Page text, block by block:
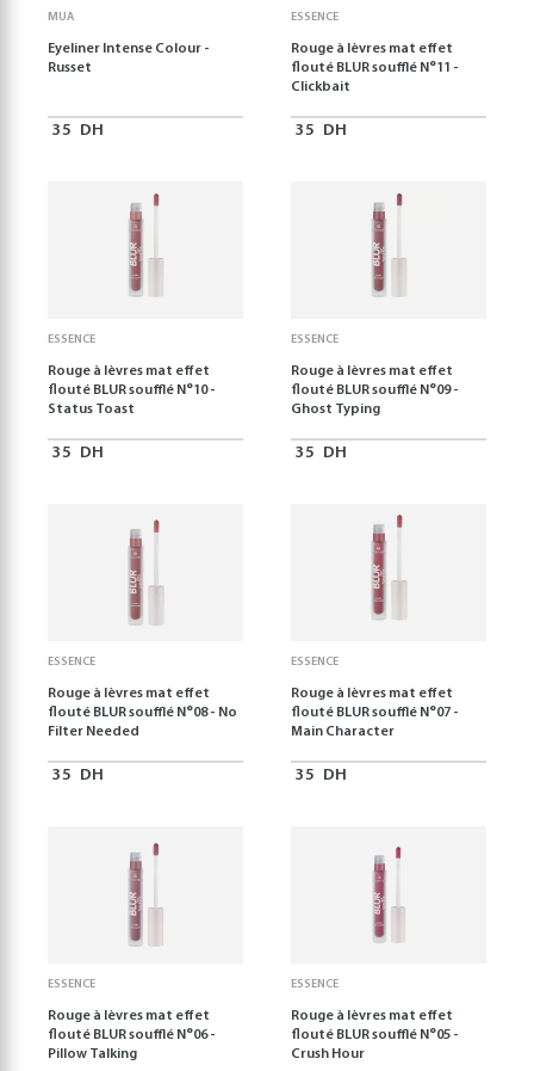
MUA
Eyeliner Intense Colour -
Russet
35 DH
ESSENCE
Rouge à lèvres mat effet
flouté BLUR soufflé N°11 -
Clickbait
35 DH
ESSENCE
Rouge à lèvres mat effet
flouté BLUR soufflé N°10 -
Status Toast
35 DH
ESSENCE
Rouge à lèvres mat effet
flouté BLUR soufflé N°09 -
Ghost Typing
35 DH
ESSENCE
Rouge à lèvres mat effet
flouté BLUR soufflé N°08 - No
Filter Needed
35 DH
ESSENCE
Rouge à lèvres mat effet
flouté BLUR soufflé N°07 -
Main Character
35 DH
ESSENCE
Rouge à lèvres mat effet
flouté BLUR soufflé N°06 -
Pillow Talking
ESSENCE
Rouge à lèvres mat effet
flouté BLUR soufflé N°05 -
Crush Hour